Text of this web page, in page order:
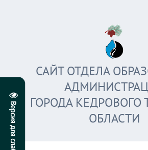
САЙТ ОТДЕЛА
ГОРОДА КЕДРОВОГО
ОБЛАСТИ